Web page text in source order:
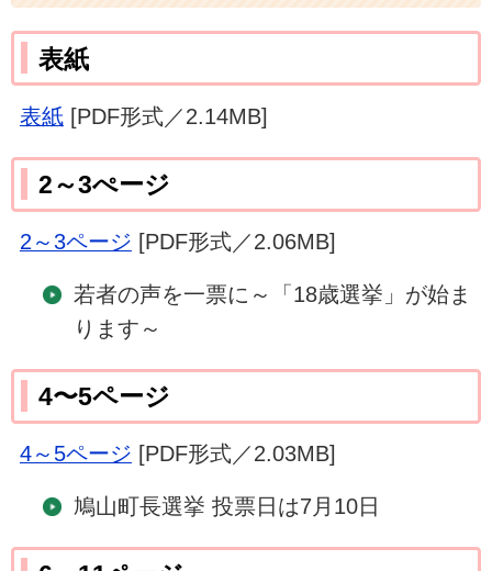
表紙
表紙[PDF形式／2.14MB]
2～3ぺージ
2～3ページ [PDF形式／2.06MB]
若者の声を一票に～「18歳選挙」が始ま
ります～
4〜5ページ
4～5ページ [PDF形式／2.03MB]
鳩山町長選挙 投票日は7月10日